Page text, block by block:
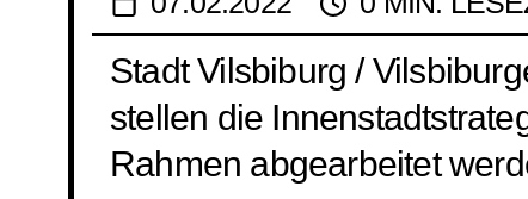
Stadt Vilsbiburg /
stellen die
Rahmen abgearbeitet